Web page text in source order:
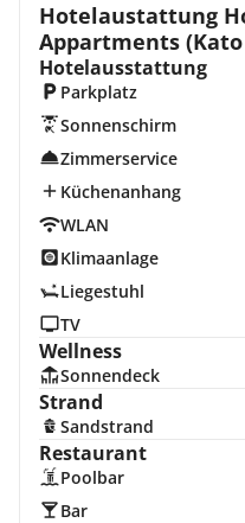
Hotelaustattung
Appartments
Hotelausstattung
Parkplatz
Sonnenschirm
Zimmerservice
Küchenanhang
WLAN
Klimaanlage
Liegestuhl
TV
Wellness
Sonnendeck
Strand
Sandstrand
Restaurant
Poolbar
Bar